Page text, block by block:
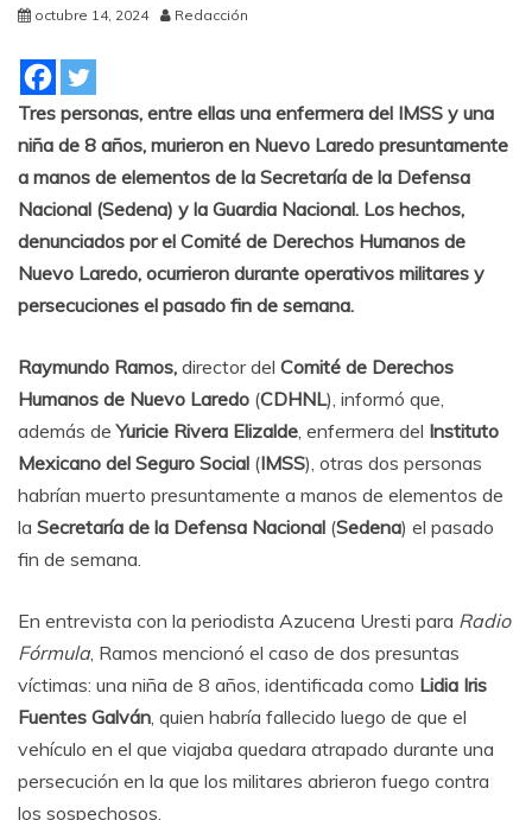
octubre 14, 2024 Redacción
Tres personas, entre ellas una enfermera del IMSS y una
niña de 8 años, murieron en Nuevo Laredo presuntamente
a manos de elementos de la Secretaría de la Defensa
Nacional (Sedena) y la Guardia Nacional. Los hechos,
denunciados por el Comité de Derechos Humanos de
Nuevo Laredo, ocurrieron durante operativos militares y
persecuciones el pasado fin de semana.
Raymundo Ramos, director del Comité de Derechos
Humanos de Nuevo Laredo (CDHNL), informó que,
además deYuricie Rivera Elizalde, enfermera del Instituto
Mexicano del Seguro Social (IMSS), otras dos personas
habrían muerto presuntamente a manos de elementos de
la Secretaría de la Defensa Nacional (Sedena) el pasado
fin de semana.
En entrevista con la periodista Azucena Uresti para Radio
Fórmula, Ramos mencionó el caso de dos presuntas
víctimas: una niña de 8 años, identificada como Lidia Iris
Fuentes Galván, quien habría fallecido luego de que el
vehículo en el que viajaba quedara atrapado durante una
persecución en la que los militares abrieron fuego contra
los sospechosos.